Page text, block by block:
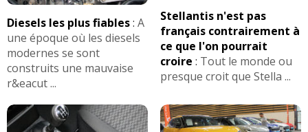
Diesels les plus fiables: A
une époque où les diesels
modernes se sont
construits une mauvaise
r&eacut ...
Stellantis n'est pas
français contrairement à
ce que l'on pourrait
croire : Tout le monde ou
presque croit que Stella ...